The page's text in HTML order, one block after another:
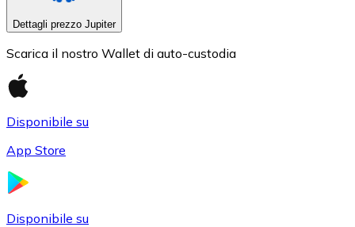
Dettagli prezzo Jupiter
Scarica il nostro Wallet di auto-custodia
Disponibile su
App Store
Disponibile su